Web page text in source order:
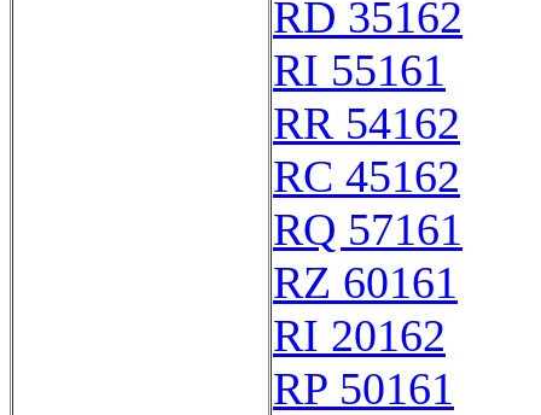
RD 35162
RI 55161
RR 54162
RC 45162
RQ 57161
RZ 60161
RI 20162
RP 50161